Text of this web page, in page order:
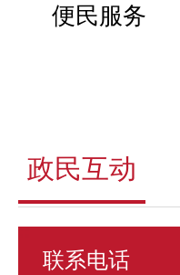
便民服务
政民互动
联系电话